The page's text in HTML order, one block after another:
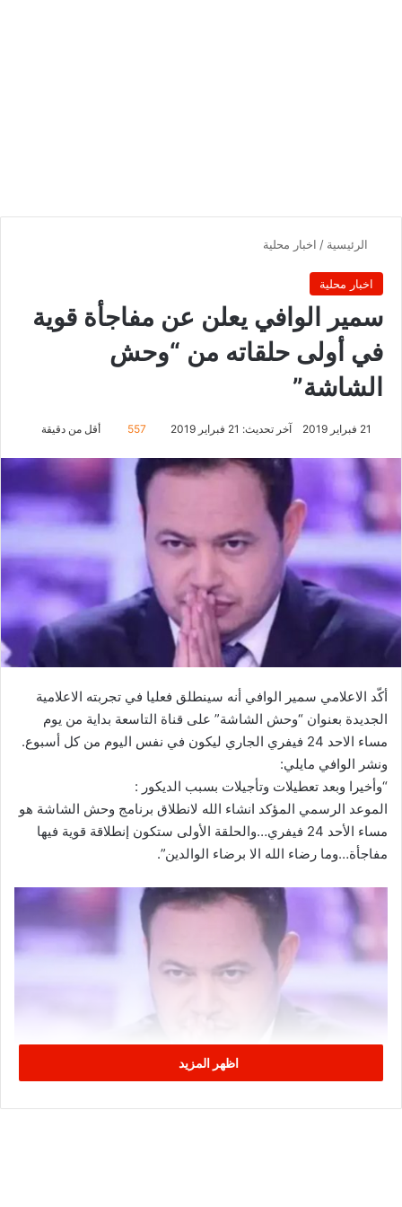
الرئيسية / اخبار محلية
اخبار محلية
سمير الوافي يعلن عن مفاجأة قوية
في أولى حلقاته من “وحش
الشاشة”
21 فبراير 2019 آخر تحديث: 21 فبراير 2019 557 أقل من دقيقة
أكّد الاعلامي سمير الوافي أنه سينطلق فعليا في تجربته الاعلامية
الجديدة بعنوان “وحش الشاشة” على قناة التاسعة بداية من يوم
مساء الاحد 24 فيفري الجاري ليكون في نفس اليوم من كل أسبوع.
ونشر الوافي مايلي:
“وأخيرا وبعد تعطيلات وتأجيلات بسبب الديكور :
الموعد الرسمي المؤكد انشاء الله لانطلاق برنامج وحش الشاشة هو
مساء الأحد 24 فيفري…والحلقة الأولى ستكون إنطلاقة قوية فيها
مفاجأة…وما رضاء الله الا برضاء الوالدين”.
اظهر المزيد